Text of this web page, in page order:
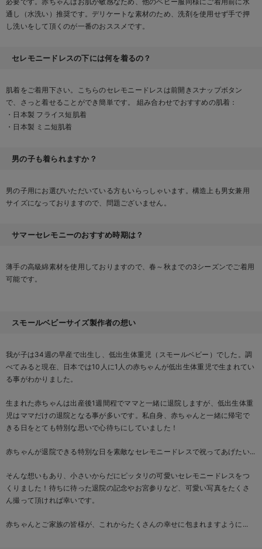
通し（水洗い）推奨です。デリケートな素材のため、洗剤を使用せず手で押
し洗いをして頂くのが一番のおススメです。
セレモニードレスの下には何を着るの？
肌着をご着用下さい。こちらのセレモニードレスは前開きスナップボタン
で、さっと着せることができ簡単です。 組み合わせでおすすめの肌着：
・日本製 フライス短肌着
・日本製 ミニ短肌着
男の子も着られますか？
男の子用にお選びいただいている方もいらっしゃいます。構造上も男女兼用
サイズになっておりますので、問題ございません。
サマーセレモニーのおすすめ時期は？
薄手の高級綿素材を使用しておりますので、春～秋までの3シーズンでご着用
可能です。
スモールベビーサイズ製作者の想い
我が子は34週の早産で出生し、低出生体重児（スモールベビー）でした。調
べてみると現在、日本では10人に1人の赤ちゃんが低出生体重児で生まれてい
る事がわかりました。
生まれた赤ちゃんは出産後1週間程でママと一緒に退院しますが、低出生体重
児はママだけの退院となる事が多いです。私自身、赤ちゃんと一緒に帰宅で
きる日をとても特別な思いで心待ちにしていました！
赤ちゃんが退院できる特別な日を素敵なセレモニードレスで祝ってあげたい...
そんな想いもあり、小さいからだにピッタリの可愛いセレモニードレスをつ
くりました！待ちに待った退院の記念やお宮参りなど、可愛い写真をたくさ
ん撮って頂ければ幸いです。
赤ちゃんとご家族の皆様が、これからたくさんの幸せに包まれますように...